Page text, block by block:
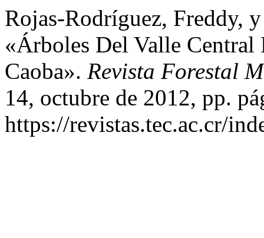
Rojas-Rodríguez, Freddy,
«Árboles Del Valle Central
Caoba». Revista Forestal
14, octubre de 2012, pp.
https://revistas.tec.ac.cr/